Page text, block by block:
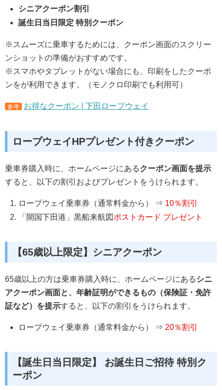
シニアクーポン割引
誕生日当日限定 特別クーポン
※スムーズに乗車するためには、クーポン画面のスクリー
ンショットの準備がおすすめです。
※スマホやタブレットがない場合にも、印刷をしたクーポ
ンをが利用できます。（モノクロ印刷でも利用可）
参考 お得なクーポン | 下田ロープウェイ
ロープウェイHPプレゼント付きクーポン
乗車券購入時に、ホームページにあるクーポン画面を提示
すると、以下の割引およびプレゼントをうけられます。
ロープウェイ乗車券（通常料金から） ⇒ 10％割引
「開国下田港」黒船来航図 ポストカード プレゼント
【65歳以上限定】シニアクーポン
65歳以上の方は乗車券購入時に、ホームページにあるシニ
アクーポン画面と、年齢証明ができるもの（保険証・免許
証など）を提示すると、以下の割引をうけられます。
ロープウェイ乗車券（通常料金から） ⇒ 20％割引
【誕生日当日限定】 お誕生日ご招待 特別ク
ーポン